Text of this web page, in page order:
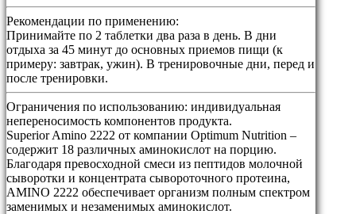
Рекомендации по применению:
Принимайте по 2 таблетки два раза в день. В дни
отдыха за 45 минут до основных приемов пищи (к
примеру: завтрак, ужин). В тренировочные дни, перед и
после тренировки.
Ограничения по использованию: индивидуальная
непереносимость компонентов продукта.
Superior Amino 2222 от компании Optimum Nutrition –
содержит 18 различных аминокислот на порцию.
Благодаря превосходной смеси из пептидов молочной
сыворотки и концентрата сывороточного протеина,
AMINO 2222 обеспечивает организм полным спектром
заменимых и незаменимых аминокислот.